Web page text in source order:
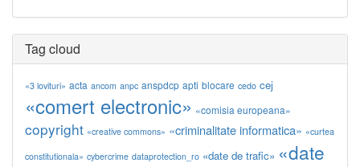
Tag cloud
«3 lovituri» acta ancom anpc anspdcp apti blocare cedo cej
«comert electronic» «comisia europeana»
copyright «creative commons» «criminalitate informatica» «curtea
constitutionala» cybercrime dataprotection_ro «date de trafic» «date